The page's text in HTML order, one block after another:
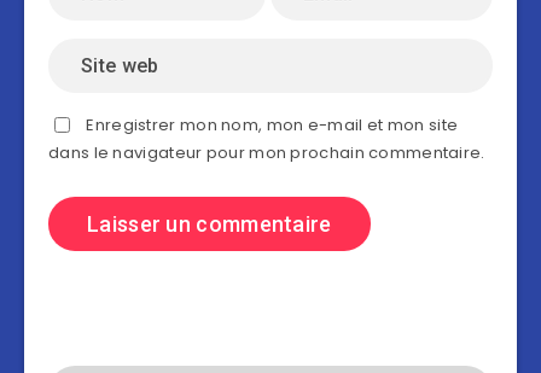
Enregistrer mon nom, mon e-mail et mon site
dans le navigateur pour mon prochain commentaire.